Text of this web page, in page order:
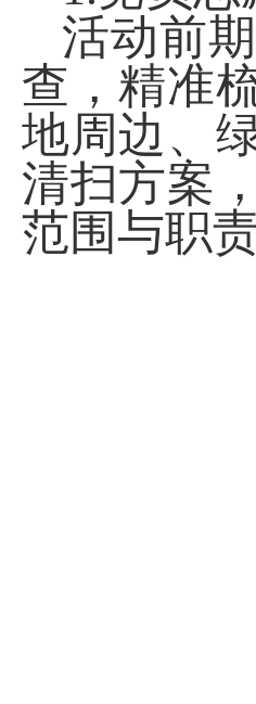
活动前
查，精准
地周边、
清扫方案
范围与职